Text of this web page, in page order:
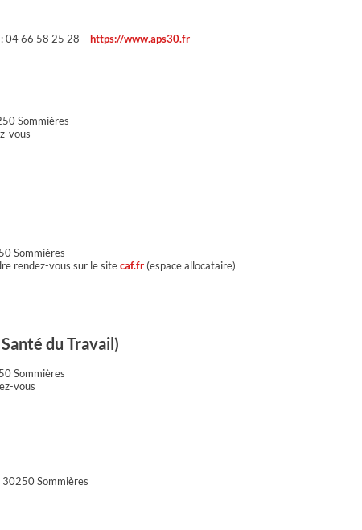
: 04 66 58 25 28 –https://www.aps30.fr
Sommières
vous
Sommières
rendez-vous sur le sitecaf.fr (espace allocataire)
du Travail)
Sommières
vous
30250 Sommières